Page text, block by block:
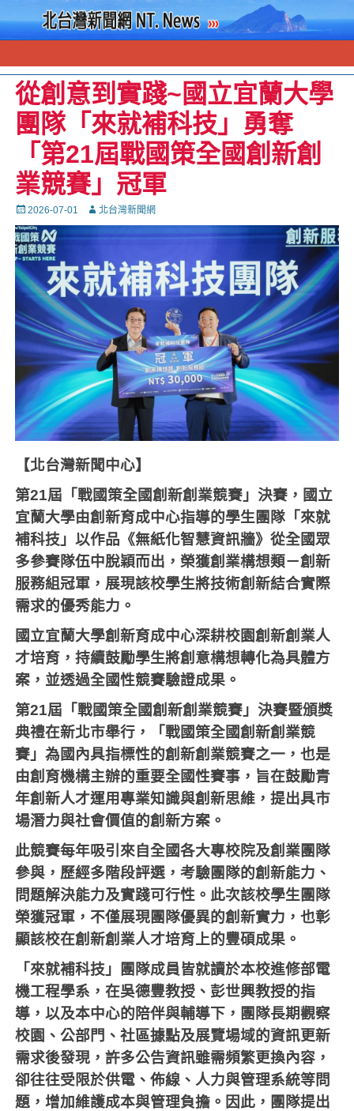
從創意到實踐~國立宜蘭大學
團隊「來就補科技」勇奪
「第21屆戰國策全國創新創
業競賽」冠軍
Posted
on
2026-07-01 Autor北台灣新聞網
【北台灣新聞中心】
第21屆「戰國策全國創新創業競賽」決賽，國立
宜蘭大學由創新育成中心指導的學生團隊「來就
補科技」以作品《無紙化智慧資訊牆》從全國眾
多參賽隊伍中脫穎而出，榮獲創業構想類－創新
服務組冠軍，展現該校學生將技術創新結合實際
需求的優秀能力。
國立宜蘭大學創新育成中心深耕校園創新創業人
才培育，持續鼓勵學生將創意構想轉化為具體方
案，並透過全國性競賽驗證成果。
第21屆「戰國策全國創新創業競賽」決賽暨頒獎
典禮在新北市舉行，「戰國策全國創新創業競
賽」為國內具指標性的創新創業競賽之一，也是
由創育機構主辦的重要全國性賽事，旨在鼓勵青
年創新人才運用專業知識與創新思維，提出具市
場潛力與社會價值的創新方案。
此競賽每年吸引來自全國各大專校院及創業團隊
參與，歷經多階段評選，考驗團隊的創新能力、
問題解決能力及實踐可行性。此次該校學生團隊
榮獲冠軍，不僅展現團隊優異的創新實力，也彰
顯該校在創新創業人才培育上的豐碩成果。
「來就補科技」團隊成員皆就讀於本校進修部電
機工程學系，在吳德豐教授、彭世興教授的指
導，以及本中心的陪伴與輔導下，團隊長期觀察
校園、公部門、社區據點及展覽場域的資訊更新
需求後發現，許多公告資訊雖需頻繁更換內容，
卻往往受限於供電、佈線、人力與管理系統等問
題，增加維護成本與管理負擔。因此，團隊提出